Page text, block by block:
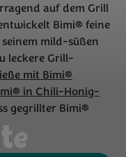
auf dem Grill
Bimi® feine
mild-süßen
leckere Grill-
mit Bimi®
in Chili-Honig-
gegrillter Bimi®